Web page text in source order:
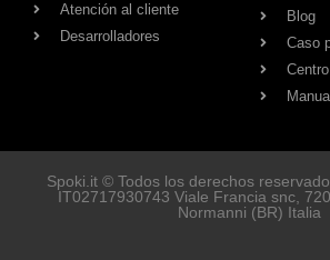
Atención al cliente
Desarrolladores
Blog
Caso
Manual
Spoki.it © Todos los derechos
IT02717930743 Viale Francia snc,
Normanni (BR) Italia